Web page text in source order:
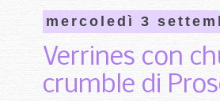
mercoledì 3
Verrines con
crumble di